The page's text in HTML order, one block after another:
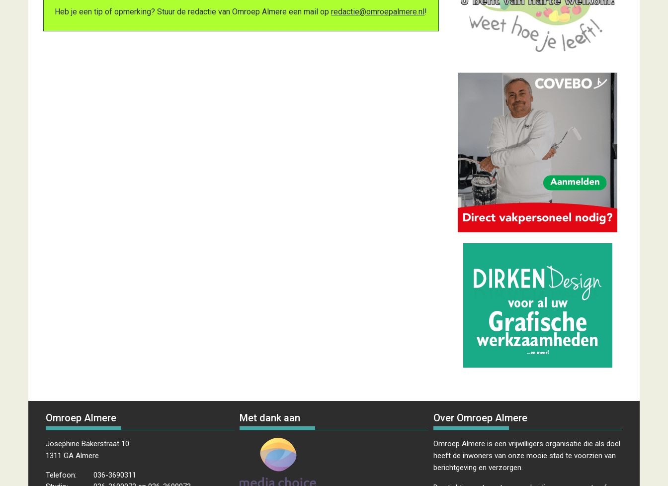
Heb je een tip of opmerking? Stuur de redactie van Omroep Almere een mail opredactie@omroepalmere.nl!
Omroep Almere
Josephine Bakerstraat 10
1311 GA Almere
Telefoon:
036-3690311
Met dank aan Over Omroep Almere
Omroep Almere is een vrijwilligers organisatie die als doel
heeft de inwoners van onze mooie stad te voorzien van
berichtgeving en verzorgen.